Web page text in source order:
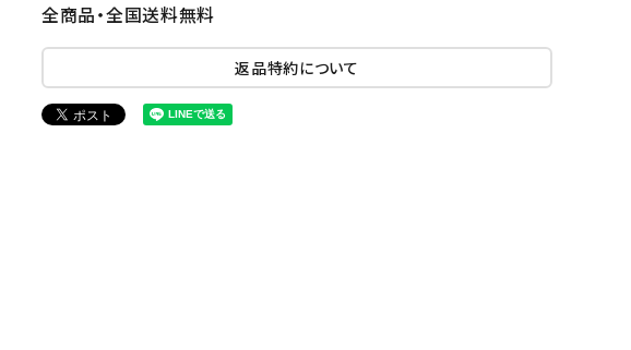
全商品・全国送料無料
返品特約について